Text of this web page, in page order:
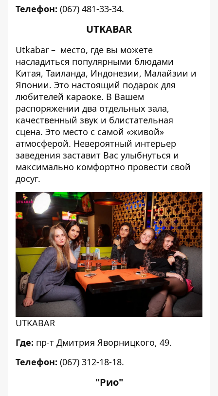
Телефон: (067) 481-33-34.
UTKABAR
Utkabar – место, где вы можете
насладиться популярными блюдами
Китая, Таиланда, Индонезии, Малайзии и
Японии. Это настоящий подарок для
любителей караоке. В Вашем
распоряжении два отдельных зала,
качественный звук и блистательная
сцена. Это место с самой «живой»
атмосферой. Невероятный интерьер
заведения заставит Вас улыбнуться и
максимально комфортно провести свой
досуг.
UTKABAR
Где: пр-т Дмитрия Яворницкого, 49.
Телефон: (067) 312-18-18.
"Рио"